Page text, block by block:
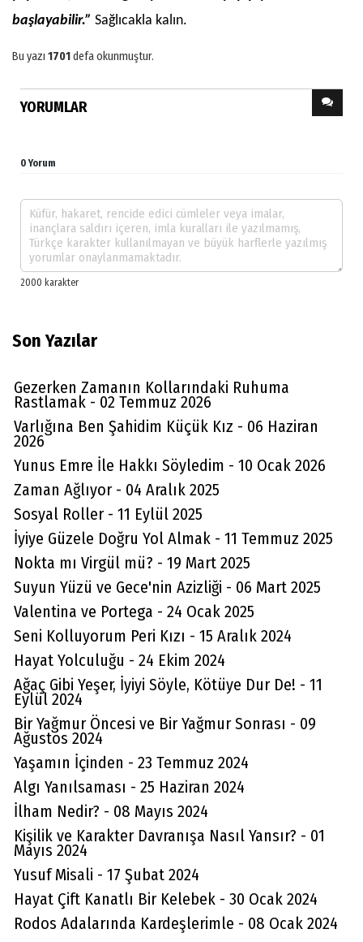
başlayabilir.” Sağlıcakla kalın.
Bu yazı 1701defa okunmuştur.
YORUMLAR
0 Yorum
Son Yazılar
Gezerken Zamanın Kollarındaki Ruhuma
Rastlamak - 02 Temmuz 2026
Varlığına Ben Şahidim Küçük Kız - 06 Haziran
2026
Yunus Emre İle Hakkı Söyledim - 10 Ocak 2026
Zaman Ağlıyor - 04 Aralık 2025
Sosyal Roller - 11 Eylül 2025
İyiye Güzele Doğru Yol Almak - 11 Temmuz 2025
Nokta mı Virgül mü? - 19 Mart 2025
Suyun Yüzü ve Gece'nin Azizliği - 06 Mart 2025
Valentina ve Portega - 24 Ocak 2025
Seni Kolluyorum Peri Kızı - 15 Aralık 2024
Hayat Yolculuğu - 24 Ekim 2024
Ağaç Gibi Yeşer, İyiyi Söyle, Kötüye Dur De! - 11
Eylül 2024
Bir Yağmur Öncesi ve Bir Yağmur Sonrası - 09
Ağustos 2024
Yaşamın İçinden - 23 Temmuz 2024
Algı Yanılsaması - 25 Haziran 2024
İlham Nedir? - 08 Mayıs 2024
Kişilik ve Karakter Davranışa Nasıl Yansır? - 01
Mayıs 2024
Yusuf Misali - 17 Şubat 2024
Hayat Çift Kanatlı Bir Kelebek - 30 Ocak 2024
Rodos Adalarında Kardeşlerimle - 08 Ocak 2024